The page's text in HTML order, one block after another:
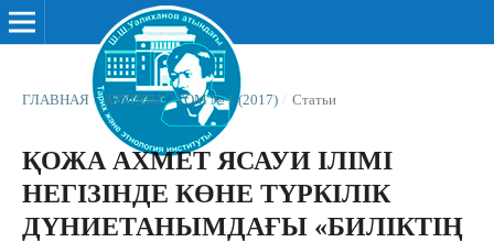
ГЛАВНАЯ / АРХИВЫ / ТОМ № 1 (2017) / Статьи
ҚОЖА АХМЕТ ЯСАУИ ІЛІМІ
НЕГІЗІНДЕ КӨНЕ ТҮРКІЛІК
ДҮНИЕТАНЫМДАҒЫ «БИЛІКТІҢ